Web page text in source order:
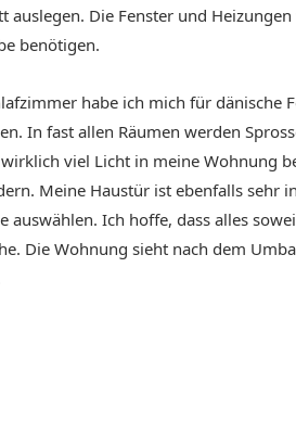
auslegen. Die Fenster und
benötigen.
habe ich mich für dänische
In fast allen Räumen werden
viel Licht in meine Wohnung
Meine Haustür ist ebenfalls sehr
auswählen. Ich hoffe, dass alles
Die Wohnung sieht nach dem